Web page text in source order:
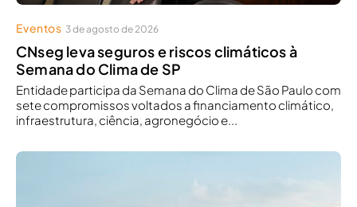
Eventos 3 de agosto de 2026
CNseg leva seguros e riscos climáticos à
Semana do Clima de SP
Entidade participa da Semana do Clima de São Paulo com
sete compromissos voltados a financiamento climático,
infraestrutura, ciência, agronegócio e...